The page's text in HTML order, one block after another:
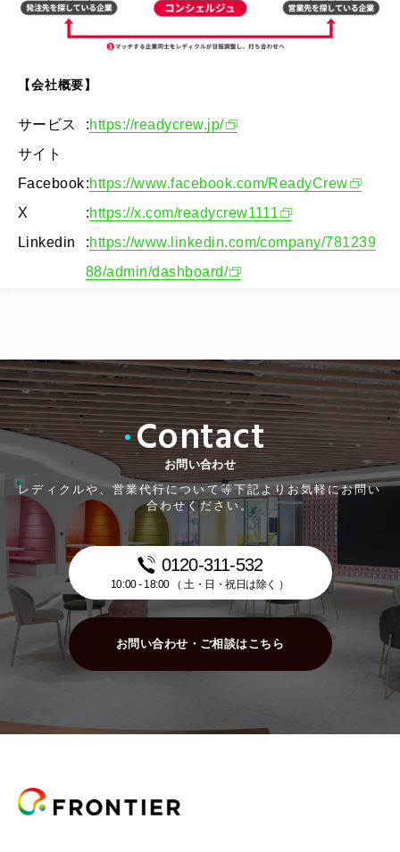
【会社概要】
サービス
サイト
:https://readycrew.jp/
Facebook:https://www.facebook.com/ReadyCrew
X
:https://x.com/readycrew1111
Linkedin
:https://www.linkedin.com/company/781239
88/admin/dashboard/
Contact
お問い合わせ
レディクルや、営業代行について等下記よりお気軽にお問い
合わせください。
0120-311-532
10:00 - 18:00 （ 土・日・祝日は除く ）
お問い合わせ・ご相談はこちら